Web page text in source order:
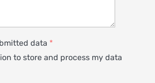
data *
to store and process my data